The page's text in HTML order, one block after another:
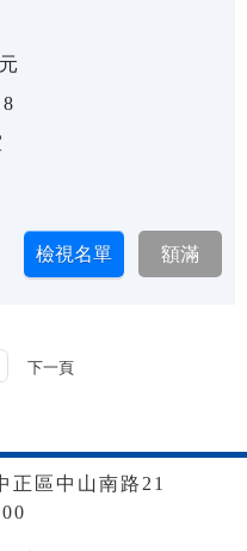
下一頁
正區中山南路21